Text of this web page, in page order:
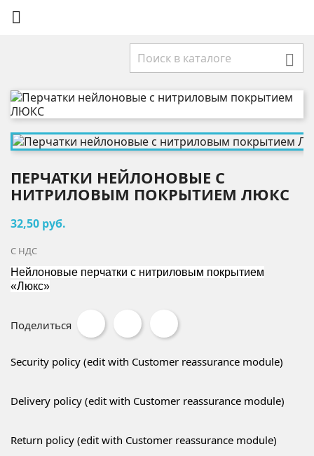


ПЕРЧАТКИ НЕЙЛОНОВЫЕ С
НИТРИЛОВЫМ ПОКРЫТИЕМ ЛЮКС
32,50 руб.
С НДС
Нейлоновые перчатки с нитриловым покрытием
«Люкс»
Поделиться
Security policy (edit with Customer reassurance module)
Delivery policy (edit with Customer reassurance module)
Return policy (edit with Customer reassurance module)